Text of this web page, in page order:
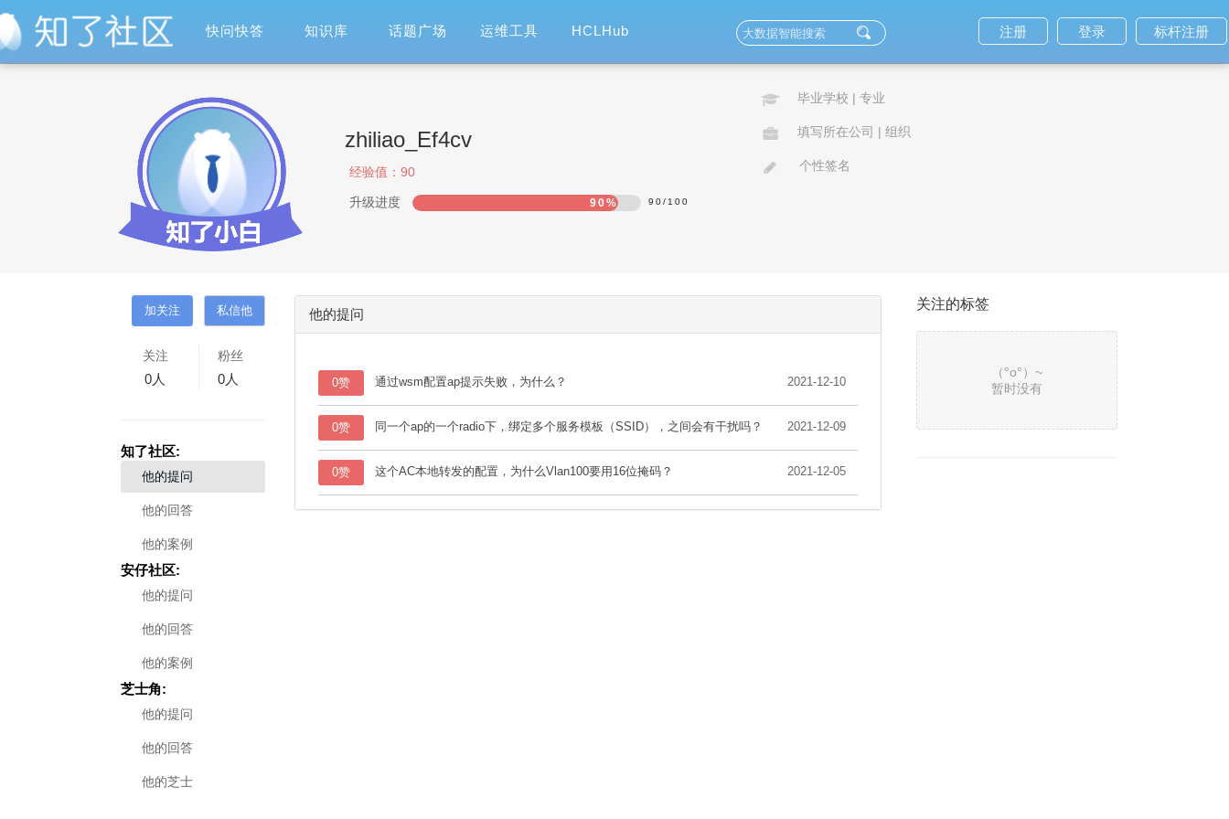
快问快答 知识库 话题广场 运维工具 HCLHub 标杆注册
登录
注册
zhiliao_Ef4cv
经验值： 90
升级进度 90% 90/ 100
毕业学校 | 专业
填写所在公司 | 组织
个性签名
关注
0人
粉丝
0人
知了社区:
他的提问
他的回答
他的案例
安仔社区:
他的提问
他的回答
他的案例
芝士角:
他的提问
他的回答
他的芝士
他的提问
0赞 通过wsm配置ap提示失败，为什么？ 2021-12-10
0赞 同一个ap的一个radio下，绑定多个服务模板（SSID），之间会有干扰吗？ 2021-12-09
0赞 这个AC本地转发的配置，为什么Vlan100要用16位掩码？ 2021-12-05
关注的标签
（°ο°）~
暂时没有